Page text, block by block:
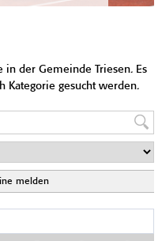
in der Gemeinde Triesen. Es
Kategorie gesucht werden.
melden